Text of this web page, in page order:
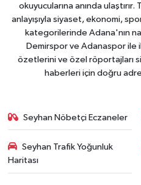
okuyucularına anında
anlayışıyla siyaset, ekonomi,
kategorilerinde Adana'nın
Demirspor ve Adanaspor ile
özetlerini ve özel röportajları
haberleri için doğru
Seyhan Nöbetçi Eczaneler
Seyhan Trafik Yoğunluk
Haritası